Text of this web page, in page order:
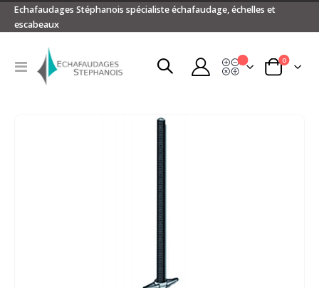
Echafaudages Stéphanois spécialiste échafaudage, échelles et
escabeaux
Basculer
Panier
0articles
Devis